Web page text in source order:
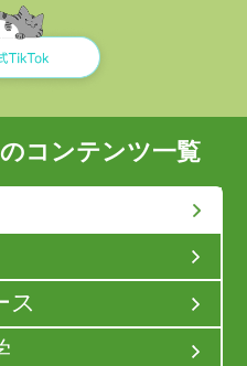
コンテンツ一覧
ス